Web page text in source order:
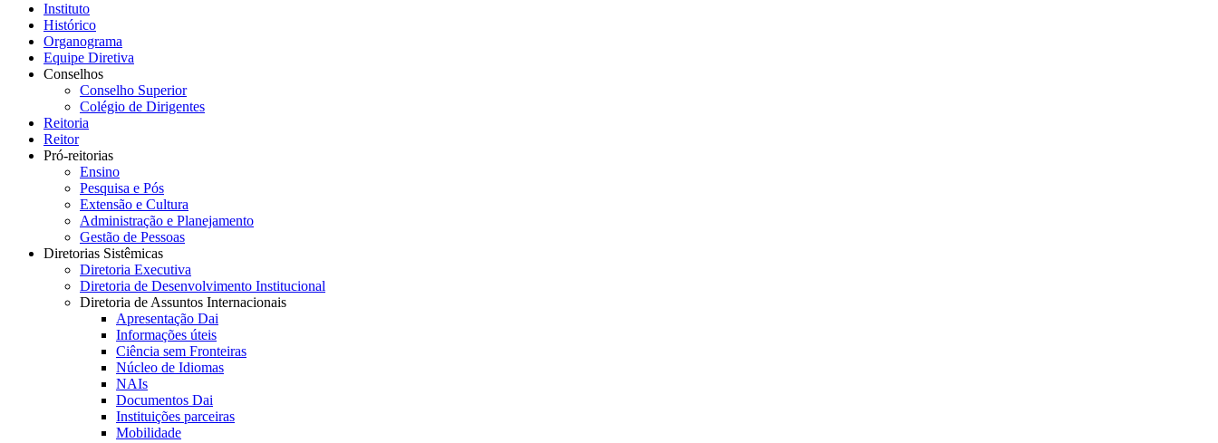
Instituto
Histórico
Organograma
Equipe Diretiva
Conselhos
Conselho Superior
Colégio de Dirigentes
Reitoria
Reitor
Pró-reitorias
Ensino
Pesquisa e Pós
Extensão e Cultura
Administração e Planejamento
Gestão de Pessoas
Diretorias Sistêmicas
Diretoria Executiva
Diretoria de Desenvolvimento Institucional
Diretoria de Assuntos Internacionais
Apresentação Dai
Informações úteis
Ciência sem Fronteiras
Núcleo de Idiomas
NAIs
Documentos Dai
Instituições parceiras
Mobilidade